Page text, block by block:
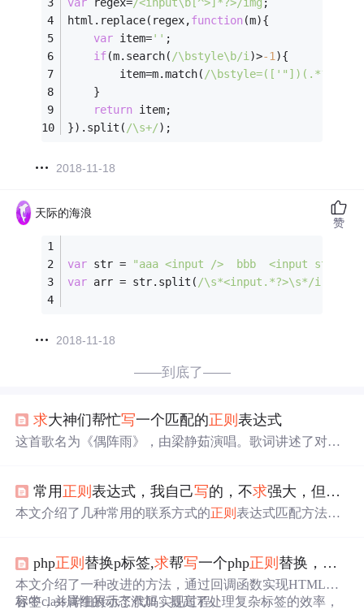
html.replace(regex,function(m){
var item='' ;
if(m.search( /\bstyle\b/i )>-1 ){
		item=m.match(
/\bstyle=(['"])(.*?)\1/i
	}
return item;
}).split( /\s+/);
2018-11-18
天际的海浪
var str =
"aaa <input />  bbb  <input
var arr = str.split( /\s*<input.*?>\s*/i
2018-11-18
赞
——到底了——
求大神们帮忙写一个匹配的正则表达式
这首歌名为《偶阵雨》，由梁静茹演唱。歌词讲述了对于
常用 正则表达式，我自己写的，不求强大，但 求
本文介绍了几种常用的联系方式的正则表达式匹配方法，
的形式，并兼容中划线或全角中划线；电子邮箱则规定了
用户名、域名和顶级域名的具体格式。
php正则 替换p标签,求帮写一个php正则 替换，我想给提交的p标签添加一个类名
本文介绍了一种改进的方法，通过回调函数实现HTML内
容中class属性的动态添加，提高了处理复杂标签的效率，
标签，并详细展示了代码实现过程。